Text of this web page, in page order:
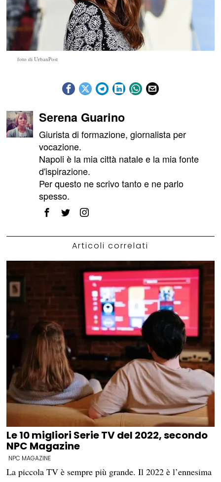
foto di UrbanPost
Serena Guarino
Giurista di formazione, giornalista per
vocazione.
Napoli è la mia città natale e la mia fonte
d'ispirazione.
Per questo ne scrivo tanto e ne parlo
spesso.
Articoli correlati
Le 10 migliori Serie TV del 2022, secondo
NPC Magazine
NPC MAGAZINE
La piccola TV è sempre più grande. Il 2022 è l’ennesima